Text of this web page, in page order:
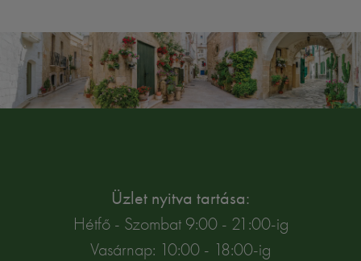
Üzlet nyitva tartása:
Hétfő - Szombat 9:00 - 21:00-ig
Vasárnap: 10:00 - 18:00-ig